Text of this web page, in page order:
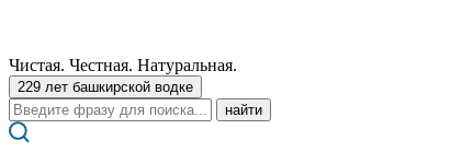
Чистая. Честная. Натуральная.
229 лет башкирской водке
Поиск: